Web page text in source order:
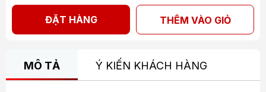
ĐẶT HÀNG THÊM VÀO GIỎ
MÔ TẢ Ý KIẾN KHÁCH HÀNG